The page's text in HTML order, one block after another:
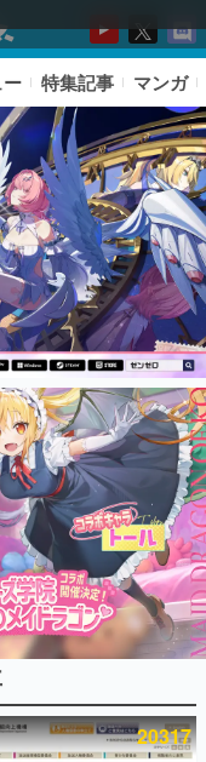
ュー数万以上！ などな
ァミ渾身の“殿堂入り”記
特集記事 マンガ
20317